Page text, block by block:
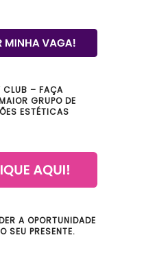
CLUB – FAÇA
GRUPO DE
ESTÉTICAS
A OPORTUNIDADE
SEU PRESENTE.